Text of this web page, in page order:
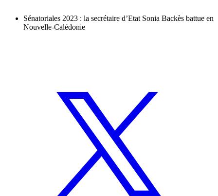
Sénatoriales 2023 : la secrétaire d’Etat Sonia Backès battue en
Nouvelle-Calédonie